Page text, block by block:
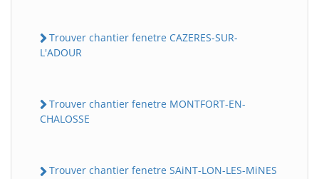
Trouver chantier fenetre CAZERES-SUR-
L'ADOUR
Trouver chantier fenetre MONTFORT-EN-
CHALOSSE
Trouver chantier fenetre SAiNT-LON-LES-MiNES